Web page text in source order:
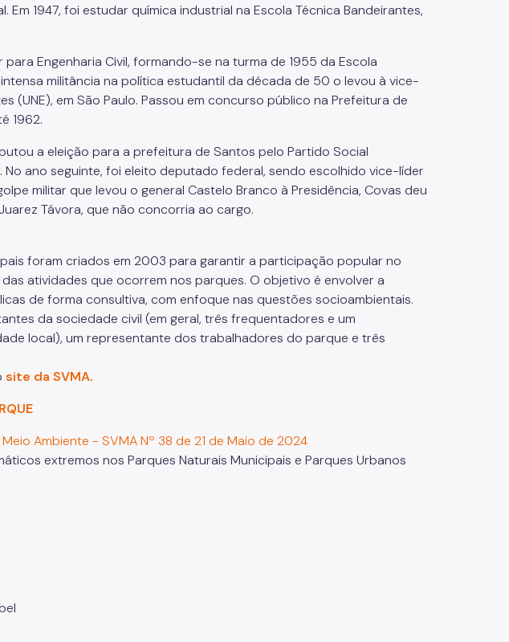
Em 1947, foi estudar química industrial na Escola Técnica Bandeirantes,
Engenharia Civil, formando-se na turma de 1955 da Escola
militância na política estudantil da década de 50 o levou à vice-
(UNE), em São Paulo. Passou em concurso público na Prefeitura de
1962.
a eleição para a prefeitura de Santos pelo Partido Social
No ano seguinte, foi eleito deputado federal, sendo escolhido vice-líder
militar que levou o general Castelo Branco à Presidência, Covas deu
Távora, que não concorria ao cargo.
foram criados em 2003 para garantir a participação popular no
atividades que ocorrem nos parques. O objetivo é envolver a
de forma consultiva, com enfoque nas questões socioambientais.
da sociedade civil (em geral, três frequentadores e um
local), um representante dos trabalhadores do parque e três
site da SVMA.
Ambiente - SVMA Nº 38 de 21 de Maio de 2024
extremos nos Parques Naturais Municipais e Parques Urbanos